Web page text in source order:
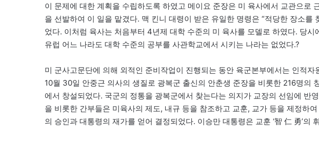
이 문제에 대한 계획을 수립하도록 하였고 메이요 준장은 미 육사에서 교관으로
을 선발하여 이 일을 맡겼다. 맥 킨니 대령이 받은 유일한 명령은 “적당한 장소를
었다. 이처럼 육사는 처음부터 4년제 대학 수준의 미 육사를 모델로 하였다. 당
유럽 어느 나라도 대학 수준의 공부를 사관학교에서 시키는 나라는 없었다.?
미 군사고문단에 의해 외적인 준비작업이 진행되는 동안 육군본부에서는 인적자
10월 30일 안중근 의사의 생질로 광복군 출신의 안춘생 준장을 비롯한 216명의
에서 창설되었다. 국군의 정통을 광복군에서 찾는다는 의지가 교장의 선임에 반
을 비롯한 간부들은 미육사의 제도, 내규 등을 참조하고 교훈, 교가 등을 제정하
의 승인과 대통령의 재가를 얻어 결정되었다. 이승만 대통령은 교훈 ‘智 仁 勇’의